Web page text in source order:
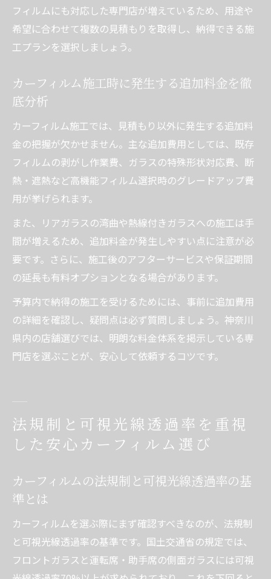
フィルムにも対応した専門店が増えているため、用途や
希望に合わせて複数の見積もりを取得し、納得できる施
工プランを選択しましょう。
カーフィルム施工時に発生する追加料金を徹
底分析
カーフィルム施工では、見積もり以外に発生する追加料
金の把握が欠かせません。主な追加費用としては、既存
フィルムの剥がし作業費、ガラスの特殊形状対応費、断
熱・遮熱など高機能フィルム選択時のグレードアップ費
用が挙げられます。
また、リアガラスの湾曲や熱線付きガラスへの施工は手
間が増えるため、追加料金が発生しやすい点に注意が必
要です。さらに、施工後のアフターサービスや保証期間
の延長も有料オプションとなる場合があります。
予算内で納得の施工を受けるためには、事前に追加費用
の詳細を確認し、疑問点は必ず質問しましょう。神奈川
県内の店舗選びでは、明朗な料金体系を掲示している専
門店を選ぶことが、安心して依頼するコツです。
法規制と可視光線透過率を重視
した安心カーフィルム選び
カーフィルムの法規制と可視光線透過率の基
準とは
カーフィルムを選ぶ際にまず確認すべきなのが、法規制
と可視光線透過率の基準です。国土交通省の規定では、
フロントガラスと運転席・助手席の側面ガラスには可視